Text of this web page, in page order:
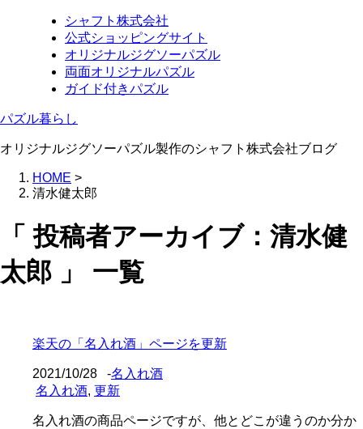
シャフト株式会社
公式ショッピングサイト
オリジナルジグソーパズル
両面オリジナルパズル
ガイド付きパズル
パズル暮らし
オリジナルジグソーパズル製作のシャフト株式会社ブログ
HOME >
清水健太郎
「 投稿者アーカイブ：清水健
太郎 」 一覧
楽天の「名入れ酒」ページを更新
2021/10/28 -名入れ酒
名入れ酒, 更新
名入れ酒の商品ページですが、他とどこが違うのか分か